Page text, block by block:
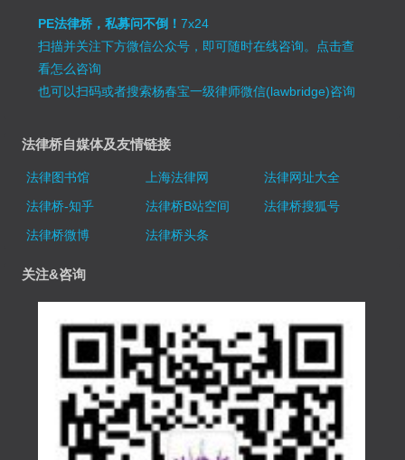
PE法律桥，私募问不倒！7x24
扫描并关注下方微信公众号，即可随时在线咨询。 点击查
看怎么咨询
也可以扫码或者搜索杨春宝一级律师微信(lawbridge)咨询
法律桥自媒体及友情链接
法律图书馆 上海法律网
法律网址大全
法律桥-知乎
法律桥B站空间
法律桥搜狐号
法律桥微博
法律桥头条
关注&咨询